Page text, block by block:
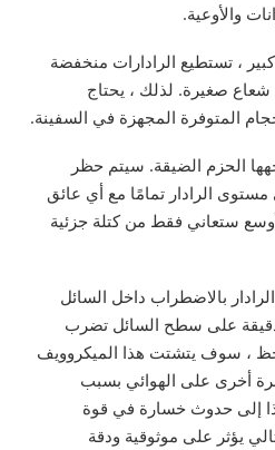
والأوعية.
، تستطيع الرادارات منخفضة
شعاع صغيرة. لذلك ، يحتاج
المتوفرة المجهزة في السفينة.
الحزم الضيقة. سيتم حظر
الرادار تمامًا مع أي عائق
ستعاني فقط من كتلة جزئية
بالاضطراب داخل السائل
على سطح السائل تضرب
، سوف يتشتت هذا الميكروويف
أخرى على الهوائي بسبب
إلى حدوث خسارة في قوة
حوالي 90٪ وبالتالي يؤثر على موثوقية ودقة